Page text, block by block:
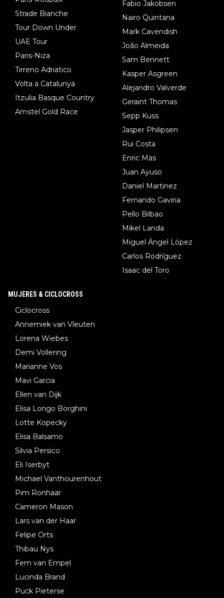
Strade Bianche
Tour Down Under
UAE Tour
Paris-Niza
Tirreno Adriatico
Volta a Catalunya
Itzulia Basque Country
Amstel Gold Race
Fabio Jakobsen
Nairo Quintana
Mark Cavendish
João Almeida
Sam Bennett
Kasper Asgreen
Alejandro Valverde
Geraint Thomas
Sepp Kuss
Jasper Philipsen
Rui Costa
Enric Mas
Juan Ayuso
Daniel Martinez
Fernando Gaviria
Pello Bilbao
Mikel Landa
Miguel Ángel López
Carlos Rodríguez
Isaac del Toro
MUJERES & CICLOCROSS
Ciclocross
Annemiek van Vleuten
Lorena Wiebes
Demi Vollering
Marianne Vos
Mavi Garcia
Ellen van Dijk
Elisa Longo Borghini
Lotte Kopecky
Elisa Balsamo
Silvia Persico
Eli Iserbyt
Michael Vanthourenhout
Pim Ronhaar
Cameron Mason
Lars van der Haar
Felipe Orts
Thibau Nys
Fem van Empel
Lucinda Brand
Puck Pieterse